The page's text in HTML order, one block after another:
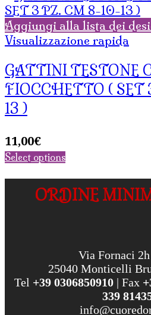
Aggiungi alla lista dei
Visualizzazione rapida
GATTINI TESTONE
FIOCCHETTO ( SET
13 )
11,00€
Select options
ORDINE
Via Fornaci
25040 Monticelli
Tel +39 0306850910 | Fax
339